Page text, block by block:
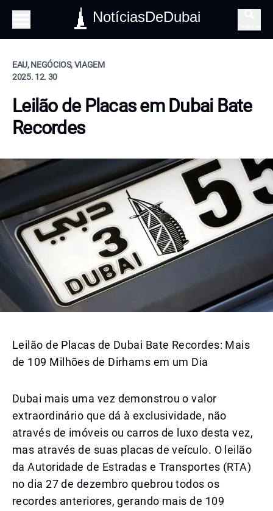
NotíciasDeDubai
EAU, NEGÓCIOS, VIAGEM
2025. 12. 30
Leilão de Placas em Dubai Bate
Recordes
Leilão de Placas de Dubai Bate Recordes: Mais
de 109 Milhões de Dirhams em um Dia
Dubai mais uma vez demonstrou o valor
extraordinário que dá à exclusividade, não
através de imóveis ou carros de luxo desta vez,
mas através de suas placas de veículo. O leilão
da Autoridade de Estradas e Transportes (RTA)
no dia 27 de dezembro quebrou todos os
recordes anteriores, gerando mais de 109